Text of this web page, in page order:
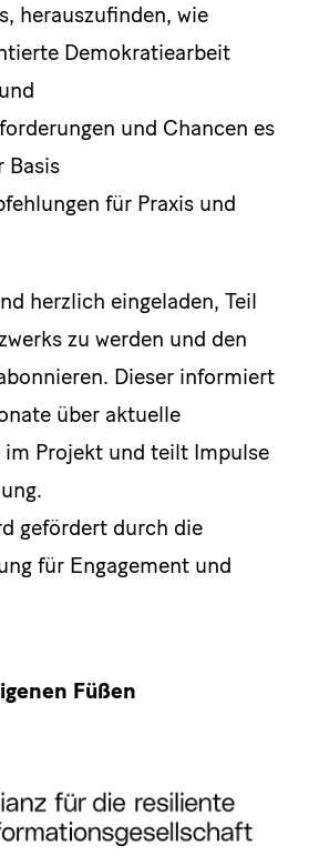
herauszufinden, wie
Demokratiearbeit
und Chancen es
Basis
für Praxis und
herzlich eingeladen, Teil
zu werden und den
Dieser informiert
über aktuelle
Projekt und teilt Impulse
gefördert durch die
für Engagement und
Füßen